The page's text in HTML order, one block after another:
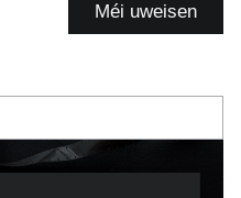
Méi uweisen